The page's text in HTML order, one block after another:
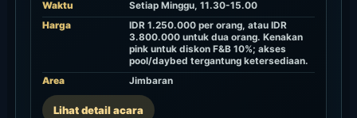
Pink Brunch, A Day At The Bay, serta rencana
daybed atau akses pool.